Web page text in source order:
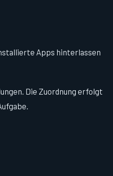
Apps hinterlassen
Die Zuordnung erfolgt